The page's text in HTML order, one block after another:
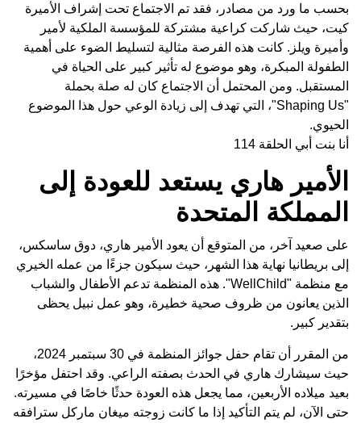
بحسب ما ورد من مصادر، فقد تم الاجتماع تحت إشراف الأميرة
كيت، حيث شاركت كراعية مشتركة للمؤسسة الملكية لأمير
وأميرة ويلز. كانت هذه الفرصة مثالية لتسليط الضوء على أهمية
الطفولة المبكرة، وهو موضوع له تأثير كبير على الحياة في
المستقبل. ومن المحتمل أن الاجتماع كان له صلة بحملة
"Shaping Us"، التي تهدف إلى زيادة الوعي حول هذا الموضوع
الحيوي.
أنا بنت أبي الحلقة 114
الأمير هاري يستعد للعودة إلى
المملكة المتحدة
على صعيد آخر، من المتوقع أن يعود الأمير هاري، دوق ساسكس،
إلى بريطانيا نهاية هذا الشهر، حيث سيكون جزءًا من عمله الخيري
مع منظمة "WellChild". هذه المنظمة تدعم الأطفال والشباب
الذين يعانون من ظروف صحية خطيرة، وهو عمل نبيل يحظى
بتقدير كبير.
من المقرر أن تقام حفل جوائز المنظمة في 30 سبتمبر 2024،
حيث سيشارك هاري في الحدث بصفته الراعي. وقد احتفل مؤخرًا
بعيد ميلاده الأربعين، مما يجعل هذه العودة حدثًا خاصًا في مسيرته.
حتى الآن، لم يتم التأكيد إذا ما كانت زوجته ميغان ماركل سترافقه